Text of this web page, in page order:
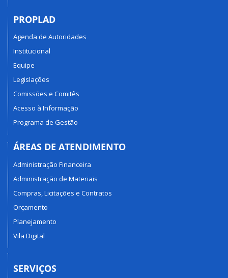
PROPLAD
Agenda de Autoridades
Institucional
Equipe
Legislações
Comissões e Comitês
Acesso à Informação
Programa de Gestão
ÁREAS DE ATENDIMENTO
Administração Financeira
Administração de Materiais
Compras, Licitações e Contratos
Orçamento
Planejamento
Vila Digital
SERVIÇOS